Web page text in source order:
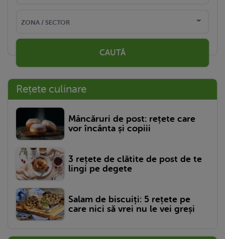
CAUTĂ
Rețete culinare
Mâncăruri de post: rețete care
vor încânta și copiii
3 rețete de clătite de post de te
lingi pe degete
Salam de biscuiți: 5 rețete pe
care nici să vrei nu le vei greși